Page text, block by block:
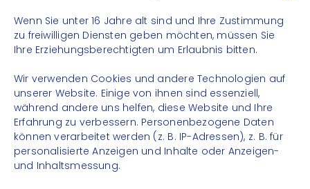
Wenn Sie unter 16 Jahre alt sind und Ihre Zustimmung
zu freiwilligen Diensten geben möchten, müssen Sie
Ihre Erziehungsberechtigten um Erlaubnis bitten.
Wir verwenden Cookies und andere Technologien auf
unserer Website. Einige von ihnen sind essenziell,
während andere uns helfen, diese Website und Ihre
Erfahrung zu verbessern. Personenbezogene Daten
können verarbeitet werden (z. B. IP-Adressen), z. B. für
personalisierte Anzeigen und Inhalte oder Anzeigen-
und Inhaltsmessung.
Barrierefreiheit
Datenschutz
Impressum
Kontakt
FOLGE UNS
Instagram
Facebook